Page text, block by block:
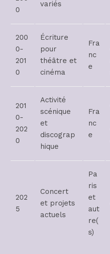
0
variés
200
0-
201
0
Écriture
pour
théâtre et
cinéma
Fra
nc
e
201
0-
202
0
Activité
scénique
et
discograp
hique
Fra
nc
e
202
5
Concert
et projets
actuels
Pa
ris
et
aut
re(
s)